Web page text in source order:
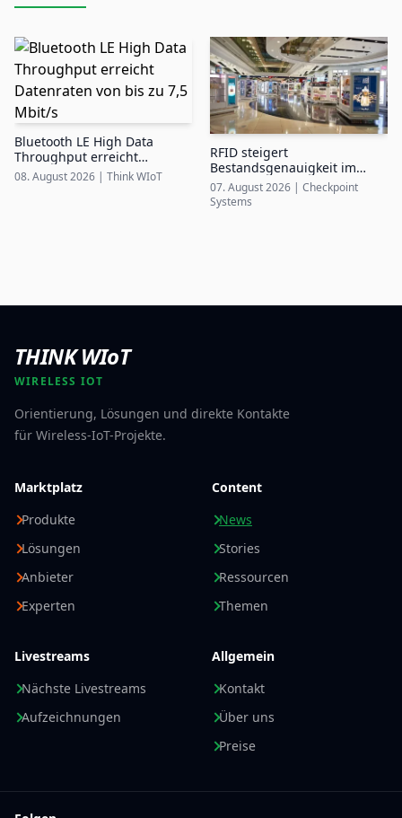
Bluetooth LE High Data
Throughput erreicht
Datenraten von bis zu 7,5
Mbit/s
08. August 2026 | Think WIoT
RFID steigert
Bestandsgenauigkeit im
Airport Duty-Free auf bis zu
99%
07. August 2026
Checkpoint
Systems
THINK WIoT
WIRELESS IOT
Orientierung, Lösungen und direkte Kontakte
für Wireless-IoT-Projekte.
Marktplatz
Produkte
Lösungen
Anbieter
Experten
Content
News
Stories
Ressourcen
Themen
Livestreams
Nächste Livestreams
Aufzeichnungen
Allgemein
Kontakt
Über uns
Preise